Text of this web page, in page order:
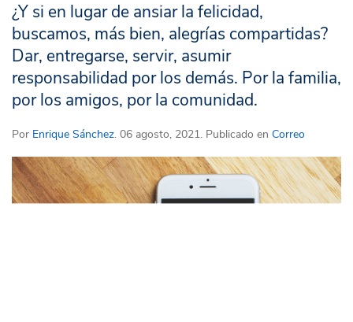
¿Y si en lugar de ansiar la felicidad,
buscamos, más bien, alegrías compartidas?
Dar, entregarse, servir, asumir
responsabilidad por los demás. Por la familia,
por los amigos, por la comunidad.
Por Enrique Sánchez. 06 agosto, 2021. Publicado en Correo